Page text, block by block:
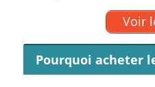
Voir
Pourquoi acheter